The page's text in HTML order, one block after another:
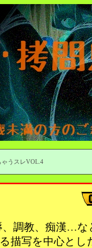
うスレVOL.4
調教、痴漢…な
る描写を中心とし